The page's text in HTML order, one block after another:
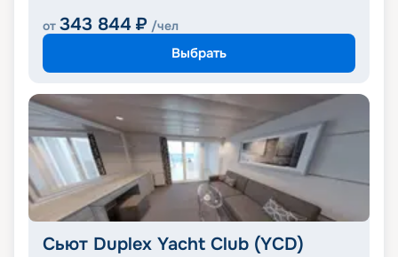
от 343 844 ₽ /чел
Выбрать
Сьют Duplex Yacht Club (YCD)